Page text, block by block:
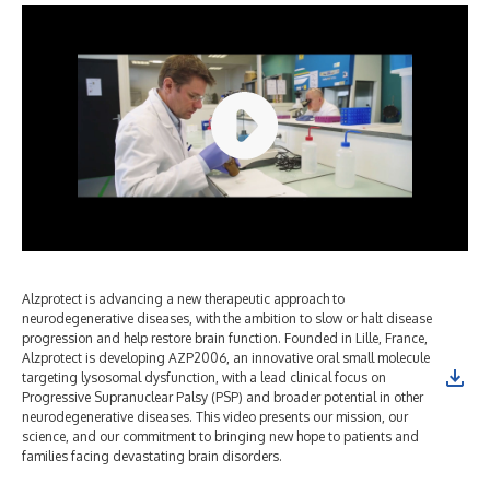
Alzprotect is advancing a new therapeutic approach to
neurodegenerative diseases, with the ambition to slow or halt disease
progression and help restore brain function. Founded in Lille, France,
Alzprotect is developing AZP2006, an innovative oral small molecule
targeting lysosomal dysfunction, with a lead clinical focus on
Progressive Supranuclear Palsy (PSP) and broader potential in other
neurodegenerative diseases. This video presents our mission, our
science, and our commitment to bringing new hope to patients and
families facing devastating brain disorders.